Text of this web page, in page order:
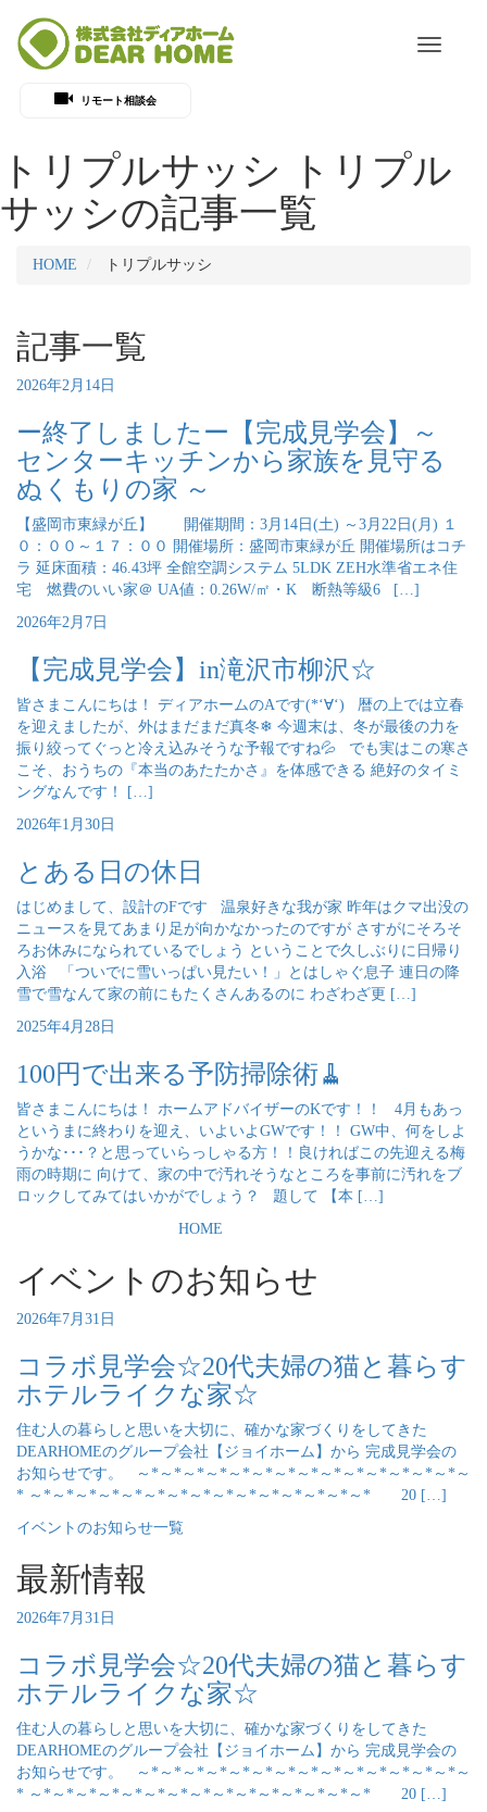
Toggle
リモート相談会
トリプルサッシ トリプル
サッシの記事一覧
HOME トリプルサッシ
記事一覧
2026年2月14日
ー終了しましたー【完成見学会】～
センターキッチンから家族を見守る
ぬくもりの家 ～
【盛岡市東緑が丘】 開催期間：3月14日(土) ～3月22日(月) １
０：００～１７：００ 開催場所：盛岡市東緑が丘 開催場所はコチ
ラ 延床面積：46.43坪 全館空調システム 5LDK ZEH水準省エネ住
宅 燃費のいい家＠ UA値：0.26W/㎡・K 断熱等級6 […]
2026年2月7日
【完成見学会】in滝沢市柳沢☆
皆さまこんにちは！ ディアホームのAです(*‘∀‘) 暦の上では立春
を迎えましたが、外はまだまだ真冬❄ 今週末は、冬が最後の力を
振り絞ってぐっと冷え込みそうな予報ですね💦 でも実はこの寒さ
こそ、おうちの『本当のあたたかさ』を体感できる 絶好のタイミ
ングなんです！ […]
2026年1月30日
とある日の休日
はじめまして、設計のFです 温泉好きな我が家 昨年はクマ出没の
ニュースを見てあまり足が向かなかったのですが さすがにそろそ
ろお休みになられているでしょう ということで久しぶりに日帰り
入浴 「ついでに雪いっぱい見たい！」とはしゃぐ息子 連日の降
雪で雪なんて家の前にもたくさんあるのに わざわざ更 […]
2025年4月28日
100円で出来る予防掃除術🧹
皆さまこんにちは！ ホームアドバイザーのKです！！ 4月もあっ
というまに終わりを迎え、いよいよGWです！！ GW中、何をしよ
うかな･･･？と思っていらっしゃる方！！良ければこの先迎える梅
雨の時期に 向けて、家の中で汚れそうなところを事前に汚れをブ
ロックしてみてはいかがでしょう？ 題して 【本 […]
HOME
イベントのお知らせ
2026年7月31日
コラボ見学会☆20代夫婦の猫と暮らす
ホテルライクな家☆
住む人の暮らしと思いを大切に、確かな家づくりをしてきた
DEARHOMEのグループ会社【ジョイホーム】から 完成見学会の
お知らせです。 ～*～*～*～*～*～*～*～*～*～*～*～*～*～*～
* ～*～*～*～*～*～*～*～*～*～*～*～*～*～*～* 20 […]
イベントのお知らせ一覧
最新情報
2026年7月31日
コラボ見学会☆20代夫婦の猫と暮らす
ホテルライクな家☆
住む人の暮らしと思いを大切に、確かな家づくりをしてきた
DEARHOMEのグループ会社【ジョイホーム】から 完成見学会の
お知らせです。 ～*～*～*～*～*～*～*～*～*～*～*～*～*～*～
* ～*～*～*～*～*～*～*～*～*～*～*～*～*～*～* 20 […]